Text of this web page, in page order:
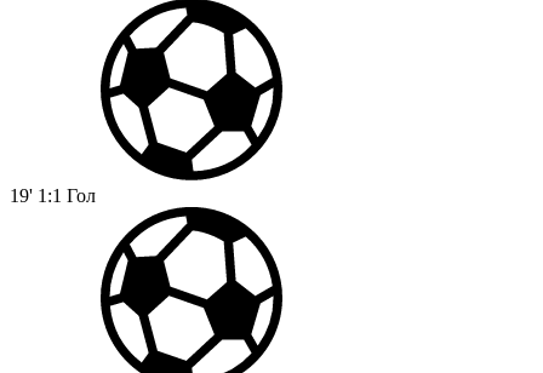
19' 1:1 Гол